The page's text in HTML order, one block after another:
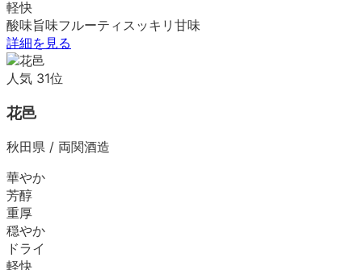
軽快
酸味旨味フルーティ スッキリ 甘味
詳細を見る
人気 31位
花邑
秋田県 / 両関酒造
華やか
芳醇
重厚
穏やか
ドライ
軽快